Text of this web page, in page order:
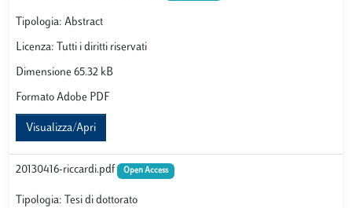
Tipologia: Abstract
Licenza: Tutti i diritti riservati
Dimensione 65.32 kB
Formato Adobe PDF
Visualizza/Apri
20130416-riccardi.pdf Open Access
Tipologia: Tesi di dottorato